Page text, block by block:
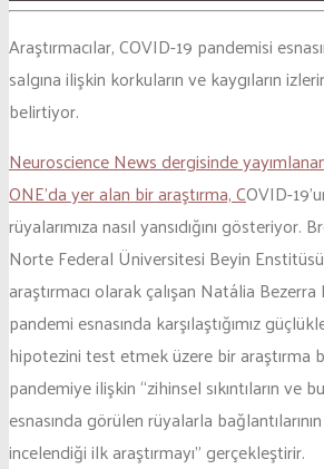
Araştırmacılar, COVID-19 pandemisi
salgına ilişkin korkuların ve kaygıların
belirtiyor.
Neuroscience News dergisinde
ONE’da yer alan bir araştırma, COVID-
rüyalarımıza nasıl yansıdığını gösteriyor.
Norte Federal Üniversitesi Beyin
araştırmacı olarak çalışan Natália Bezerra
pandemi esnasında karşılaştığımız
hipotezini test etmek üzere bir araştırma
pandemiye ilişkin “zihinsel sıkıntıların ve
esnasında görülen rüyalarla
incelendiği ilk araştırmayı” gerçekleştirir.